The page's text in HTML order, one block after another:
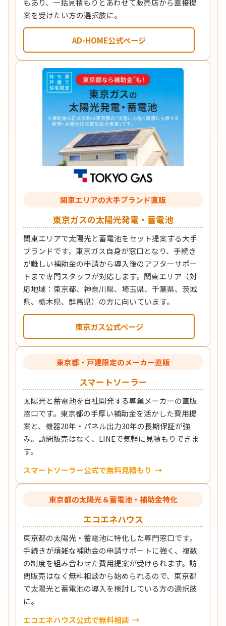
もあり、一括見積もりとあわせて販売店から直接提
案を受けたい方の選択肢に。
AD-HOME公式ページ
関東エリアの大手ブランド直販
東京ガスの太陽光発電・蓄電池
関東エリアで太陽光と蓄電池をセット提案する大手
ブランドです。東京ガス自身が窓口となり、手続き
が難しい補助金の申請から導入後のアフターサポー
トまで専門スタッフが対応します。関東エリア（対
応地域：東京都、神奈川県、埼玉県、千葉県、茨城
県、栃木県、群馬県）の方に向いています。
東京ガス公式ページ
東京都・戸建限定のメーカー直販
スマートソーラー
太陽光と蓄電池を自社開発する専業メーカーの直販
窓口です。東京都の手厚い補助金を活かした費用提
案と、機器20年・パネル出力30年の長期保証が強
み。訪問販売はなく、LINEで気軽に見積もりできま
す。
スマートソーラー公式で無料見積もり
東京都の太陽光＆蓄電池・補助金特化
エコエネハウス
東京都の太陽光・蓄電池に特化した専門窓口です。
手続きが煩雑な補助金の申請サポートに強く、複数
の制度を組み合わせた費用提案が受けられます。訪
問販売はなく無料相談から始められるので、東京都
で太陽光と蓄電池の導入を検討している方の選択肢
に。
エコエネハウス公式で無料相談